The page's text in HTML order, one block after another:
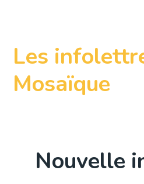
Les
Mosaïque
Nouvelle